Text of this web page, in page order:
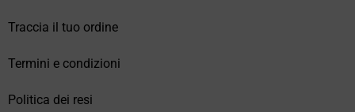
Traccia il tuo ordine
Termini e condizioni
Politica dei resi